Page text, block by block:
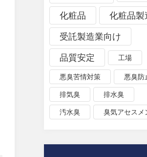
化粧品 化粧品製
受託製造業向け
品質安定 工場
悪臭苦情対策 悪臭防
排気臭 排水臭
汚水臭 臭気アセスメ